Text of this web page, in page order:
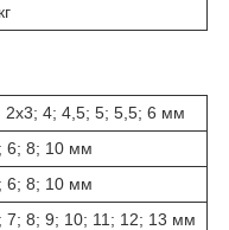
2x3; 4; 4,5; 5; 5,5; 6 мм
6; 8; 10 мм
6; 8; 10 мм
7; 8; 9; 10; 11; 12; 13 мм